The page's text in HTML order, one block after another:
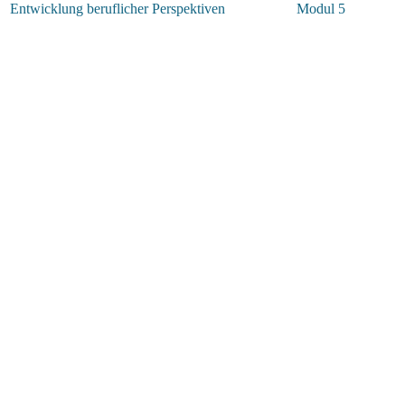
Entwicklung beruflicher Perspektiven
Modul 5